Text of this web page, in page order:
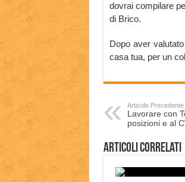
dovrai compilare
di Brico.
Dopo aver
casa tua, per un
Articolo Precedente
Lavorare con
posizioni e al
Articoli correlati